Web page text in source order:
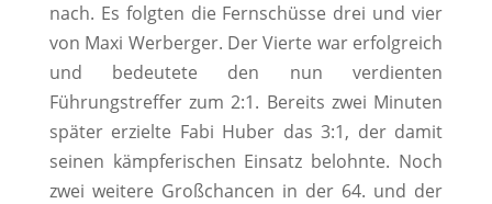
nach. Es folgten die Fernschüsse drei und vier
von Maxi Werberger. Der Vierte war erfolgreich
und bedeutete den nun verdienten
Führungstreffer zum 2:1. Bereits zwei Minuten
später erzielte Fabi Huber das 3:1, der damit
seinen kämpferischen Einsatz belohnte. Noch
zwei weitere Großchancen in der 64. und der